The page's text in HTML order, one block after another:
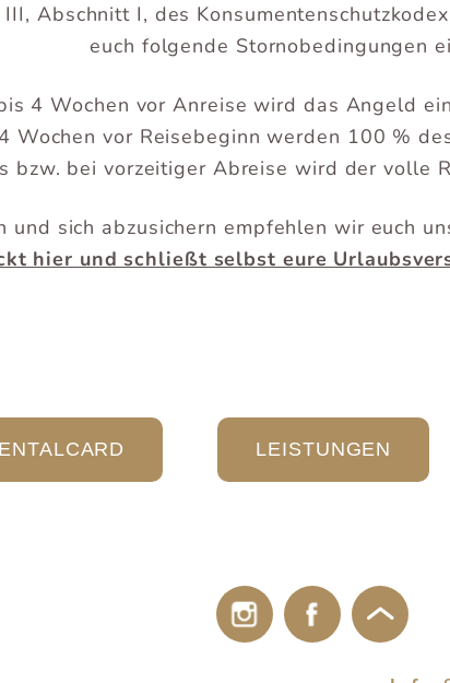
Abschnitt I, des
euch folgende Stornobedingungen
4 Wochen vor Anreise wird das Angeld
Wochen vor Reisebeginn werden 100 %
bzw. bei vorzeitiger Abreise wird der volle
und sich abzusichern empfehlen wir euch
hier und schließt selbst eure
LEISTUNGEN